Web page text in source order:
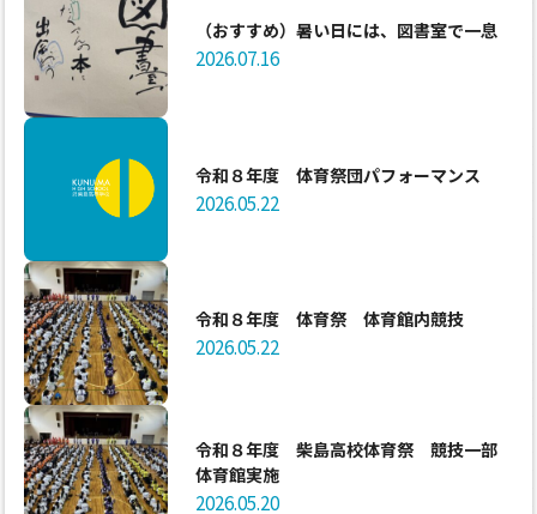
（おすすめ）暑い日には、図書室で一息
2026.07.16
令和８年度 体育祭団パフォーマンス
2026.05.22
令和８年度 体育祭 体育館内競技
2026.05.22
令和８年度 柴島高校体育祭 競技一部
体育館実施
2026.05.20